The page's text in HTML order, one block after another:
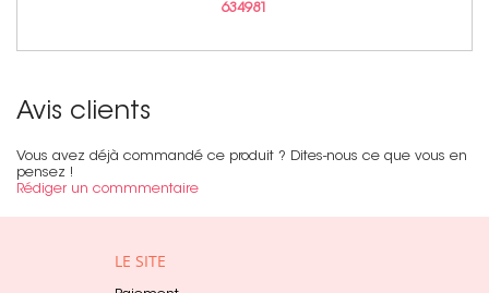
634981
Avis clients
Vous avez déjà commandé ce produit ? Dites-nous ce que vous en
pensez !
Rédiger un commmentaire
LE SITE